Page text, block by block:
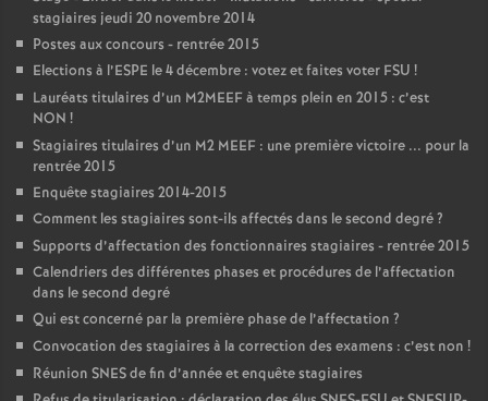
stagiaires jeudi 20 novembre 2014
Postes aux concours - rentrée 2015
Elections à l’ESPE le 4 décembre : votez et faites voter FSU !
Lauréats titulaires d’un M2MEEF à temps plein en 2015 : c’est
NON !
Stagiaires titulaires d’un M2 MEEF : une première victoire ... pour la
rentrée 2015
Enquête stagiaires 2014-2015
Comment les stagiaires sont-ils affectés dans le second degré?
Supports d’affectation des fonctionnaires stagiaires - rentrée 2015
Calendriers des différentes phases et procédures de l’affectation
dans le second degré
Qui est concerné par la première phase de l’affectation ?
Convocation des stagiaires à la correction des examens : c’est non !
Réunion SNES de fin d’année et enquête stagiaires